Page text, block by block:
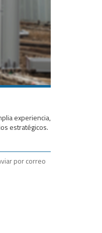
experiencia,
estratégicos.
por correo